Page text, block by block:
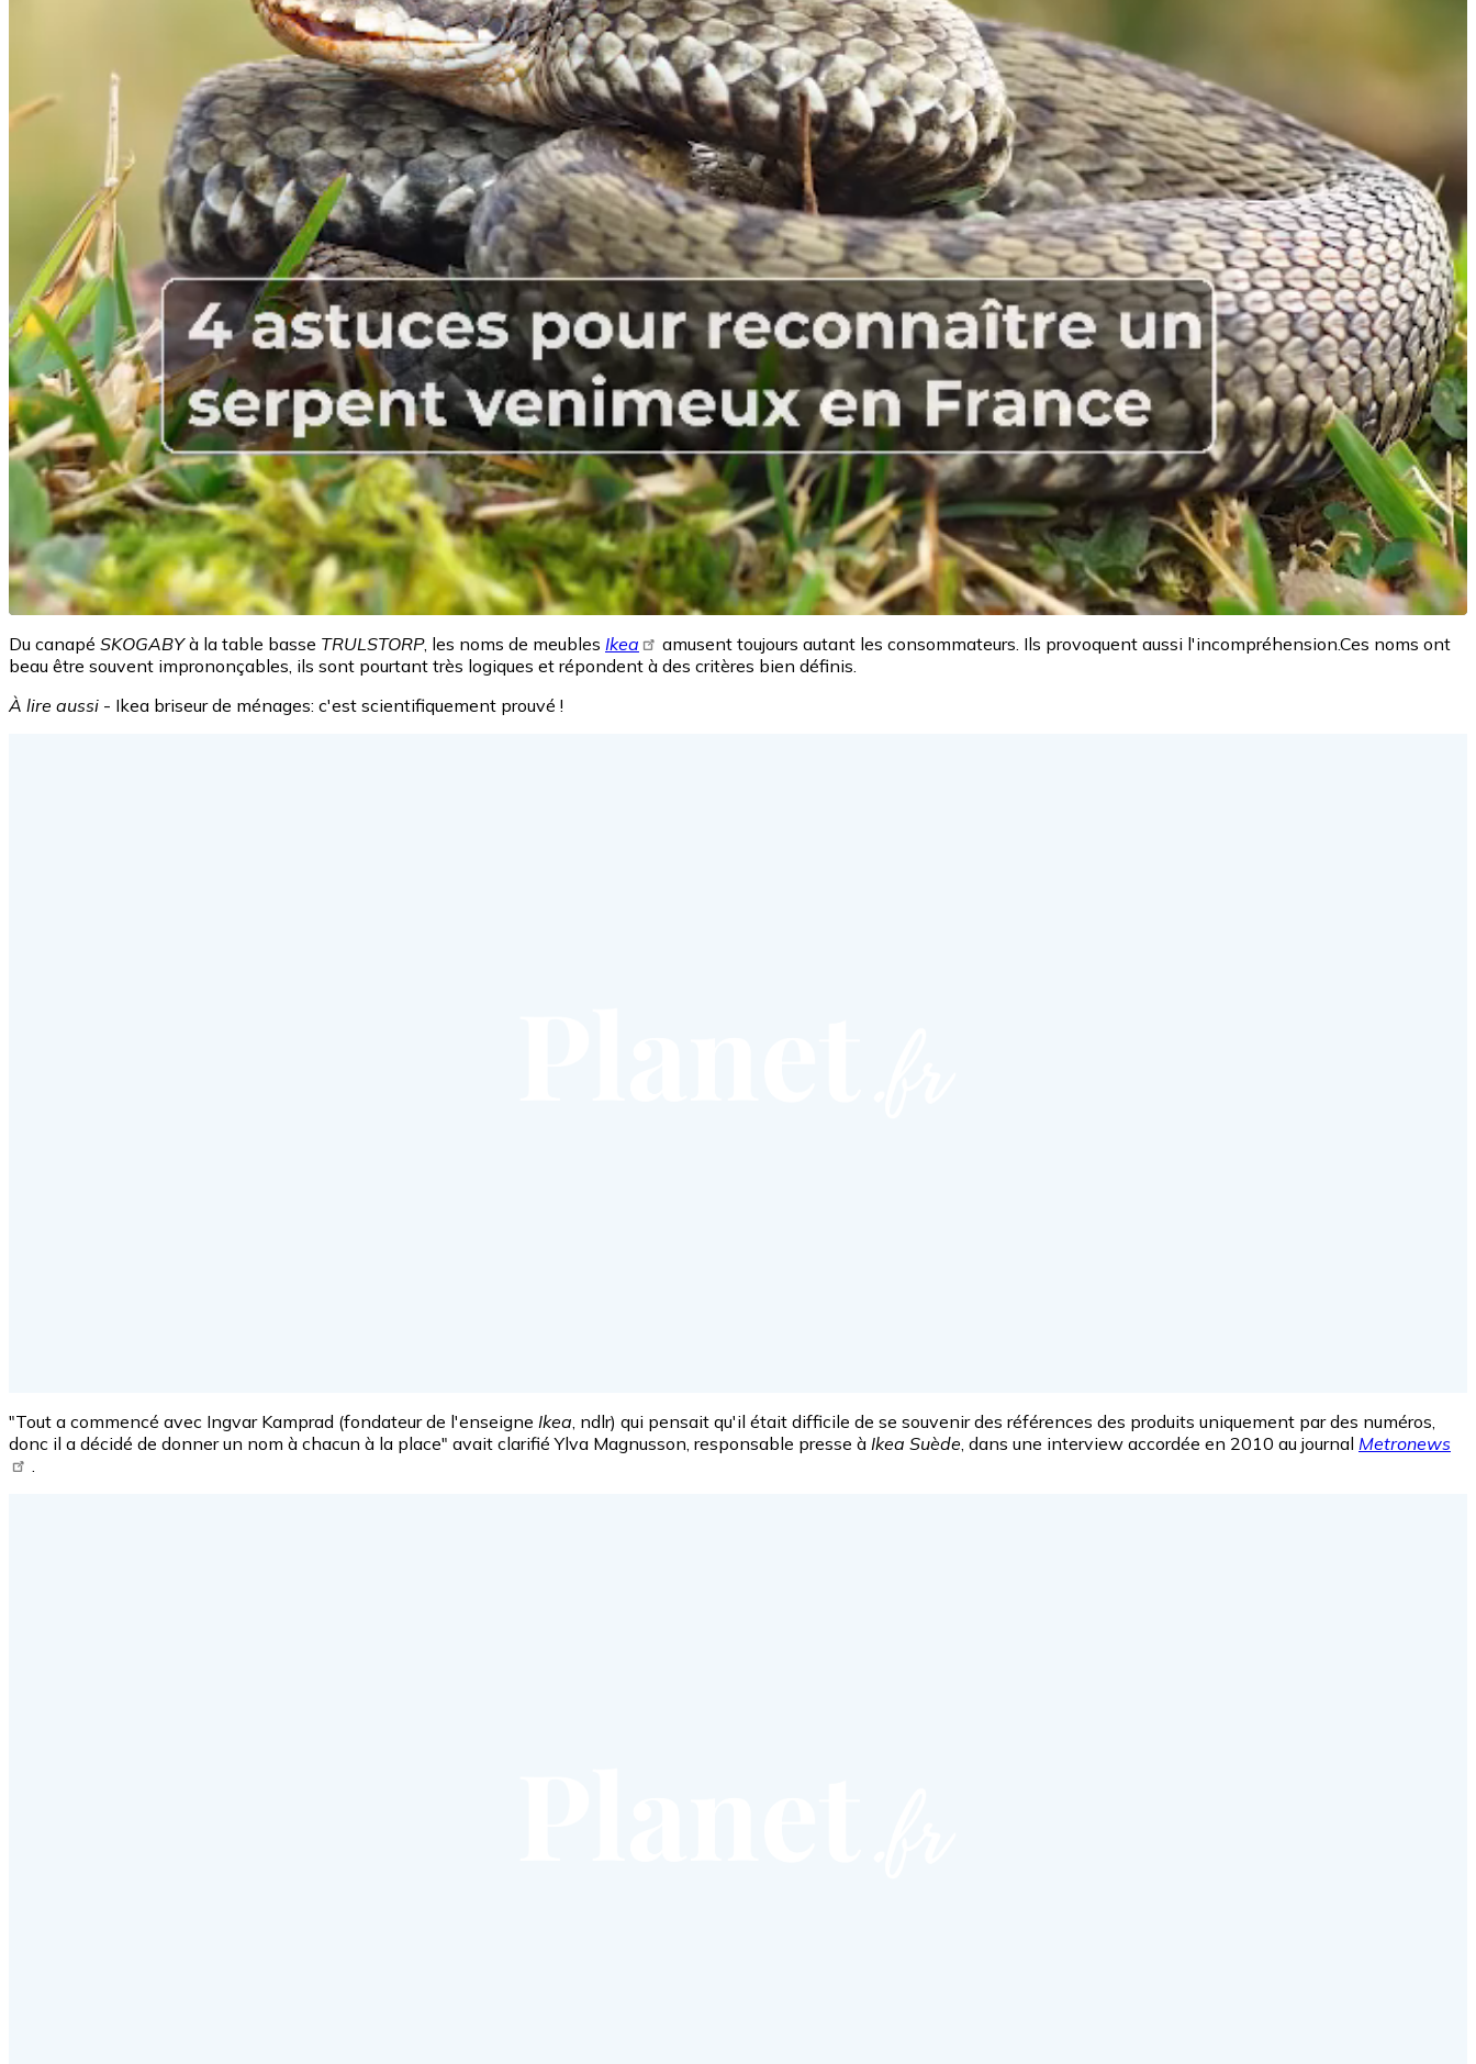
Du canapé SKOGABYà la table basse TRULSTORP, les noms de meubles Ikea
amusent toujours autant les consommateurs. Ils provoquent aussi l'incompréhension.Ces noms ont
beau être souvent imprononçables, ils sont pourtant très logiques et répondent à des critères bien définis.
À lire aussi - Ikea briseur de ménages: c'est scientifiquement prouvé !
"Tout a commencé avec Ingvar Kamprad (fondateur de l'enseigne Ikea , ndlr) qui pensait qu'il était difficile de se souvenir des références des produits uniquement par des numéros,
donc il a décidé de donner un nom à chacun à la place" avait clarifié Ylva Magnusson, responsable presse à Ikea Suède , dans une interview accordée en 2010 au journal Metronews